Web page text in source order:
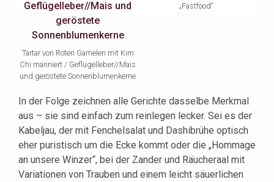
Tartar von Roten Garnelen mit Kim
Chi mariniert / Geflügelleber//Mais
und geröstete Sonnenblumenkerne
„Fastfood“
In der Folge zeichnen alle Gerichte dasselbe Merkmal
aus – sie sind einfach zum reinlegen lecker. Sei es der
Kabeljau, der mit Fenchelsalat und Dashibrühe optisch
eher puristisch um die Ecke kommt oder die „Hommage
an unsere Winzer“, bei der Zander und Räucheraal mit
Variationen von Trauben und einem leicht säuerlichen